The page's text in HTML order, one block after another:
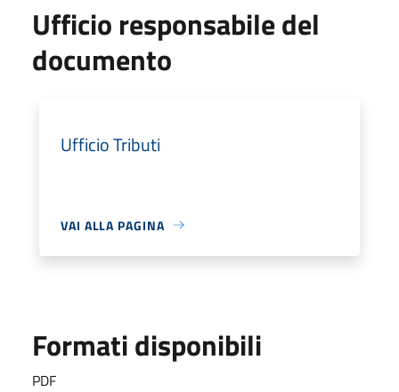
Ufficio responsabile del
documento
Ufficio Tributi
VAI ALLA PAGINA
Formati disponibili
PDF